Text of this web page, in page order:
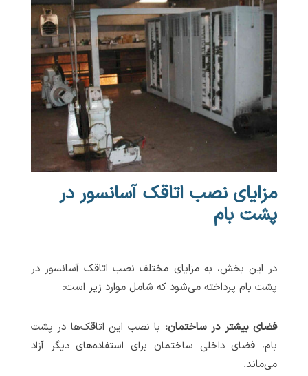
مزایای نصب اتاقک آسانسور در
پشت بام
در این بخش، به مزایای مختلف نصب اتاقک آسانسور در
پشت بام پرداخته می‌شود که شامل موارد زیر است:
فضای بیشتر در ساختمان: با نصب این اتاقک‌ها در پشت
بام، فضای داخلی ساختمان برای استفاده‌های دیگر آزاد
می‌ماند.